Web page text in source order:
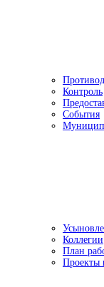
Контроль
События
Коллегии
План
Проекты